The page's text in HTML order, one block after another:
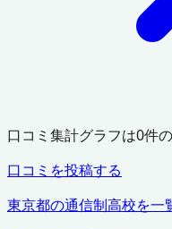
口コミ集計グラフは0件
口コミを投稿する
東京都の通信制高校を一